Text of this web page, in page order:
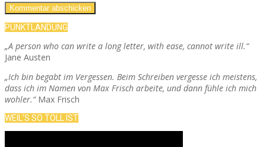
PUNKTLANDUNG
„A person who can write a long letter, with ease, cannot write ill.“
Jane Austen
„Ich bin begabt im Vergessen. Beim Schreiben vergesse ich meistens,
dass ich im Namen von Max Frisch arbeite, und dann fühle ich mich
wohler.“Max Frisch
WEIL’S SO TOLL IST